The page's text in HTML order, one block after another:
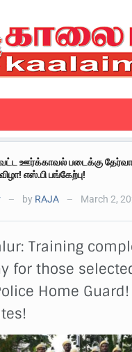
ஊர்க்காவல் படைக்கு
எஸ்.பி பங்கேற்பு!
— by RAJA — March 2,
Training
for those
Home Guard!